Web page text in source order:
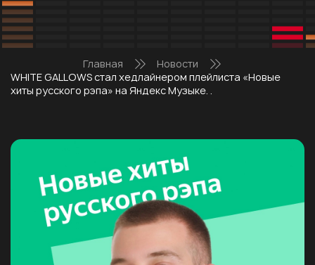
Главная
Новости
WHITE GALLOWS стал хедлайнером плейлиста «Новые
хиты русского рэпа» на Яндекс Музыке. .